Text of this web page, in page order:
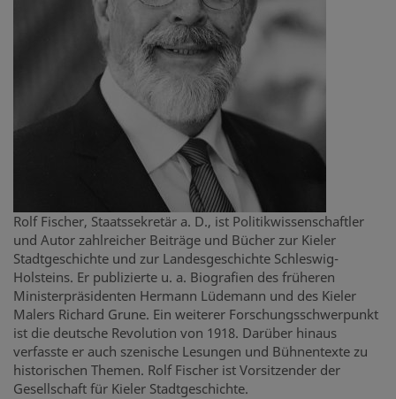
Rolf Fischer, Staatssekretär a. D., ist Politikwissenschaftler
und Autor zahlreicher Beiträge und Bücher zur Kieler
Stadtgeschichte und zur Landesgeschichte Schleswig-
Holsteins. Er publizierte u. a. Biografien des früheren
Ministerpräsidenten Hermann Lüdemann und des Kieler
Malers Richard Grune. Ein weiterer Forschungsschwerpunkt
ist die deutsche Revolution von 1918. Darüber hinaus
verfasste er auch szenische Lesungen und Bühnentexte zu
historischen Themen. Rolf Fischer ist Vorsitzender der
Gesellschaft für Kieler Stadtgeschichte.